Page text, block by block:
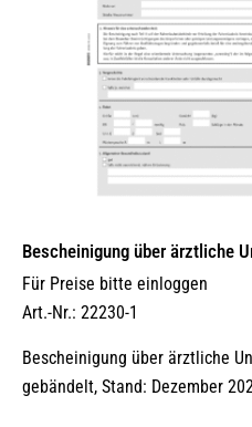
Bescheinigung über ärztliche
Für Preise bitte einloggen
Art.-Nr.: 22230-1
Bescheinigung über ärztliche
gebändelt, Stand: Dezember